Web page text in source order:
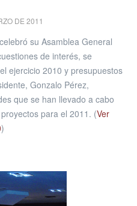
DE 2011
su Asamblea General
de interés, se
ejercicio 2010 y presupuestos
Gonzalo Pérez,
que se han llevado a cabo
para el 2011. (Ver
)